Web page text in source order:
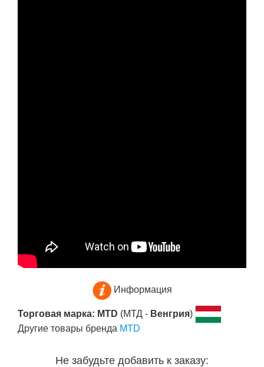
Информация
Торговая марка: MTD (МТД - Венгрия)
Другие товары бренда MTD
Не забудьте добавить к заказу: